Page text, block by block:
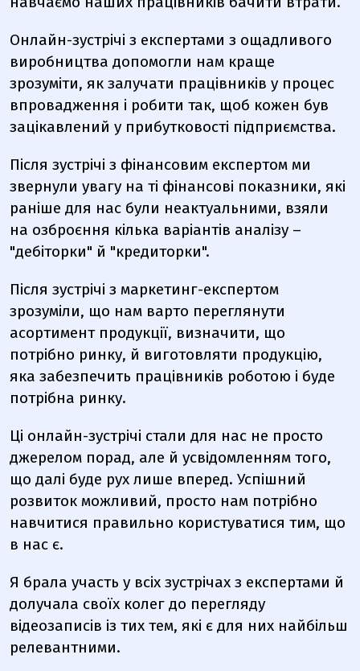
Онлайн-зустрічі з експертами з ощадливого
виробництва допомогли нам краще
зрозуміти, як залучати працівників у процес
впровадження і робити так, щоб кожен був
зацікавлений у прибутковості підприємства.
Після зустрічі з фінансовим експертом ми
звернули увагу на ті фінансові показники, які
раніше для нас були неактуальними, взяли
на озброєння кілька варіантів аналізу –
"дебіторки" й "кредиторки".
Після зустрічі з маркетинг-експертом
зрозуміли, що нам варто переглянути
асортимент продукції, визначити, що
потрібно ринку, й виготовляти продукцію,
яка забезпечить працівників роботою і буде
потрібна ринку.
Ці онлайн-зустрічі стали для нас не просто
джерелом порад, але й усвідомленням того,
що далі буде рух лише вперед. Успішний
розвиток можливий, просто нам потрібно
навчитися правильно користуватися тим, що
в нас є.
Я брала участь у всіх зустрічах з експертами й
долучала своїх колег до перегляду
відеозаписів із тих тем, які є для них найбільш
релевантними.